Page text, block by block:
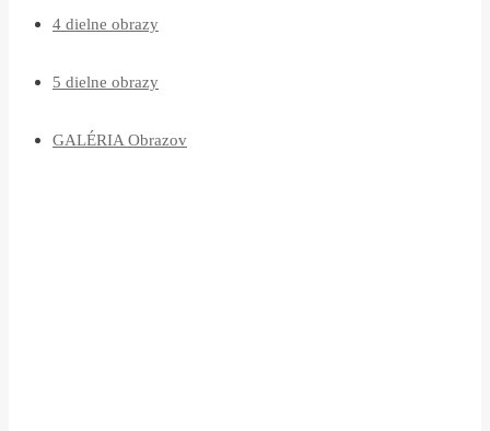
4 dielne obrazy
5 dielne obrazy
GALÉRIA Obrazov